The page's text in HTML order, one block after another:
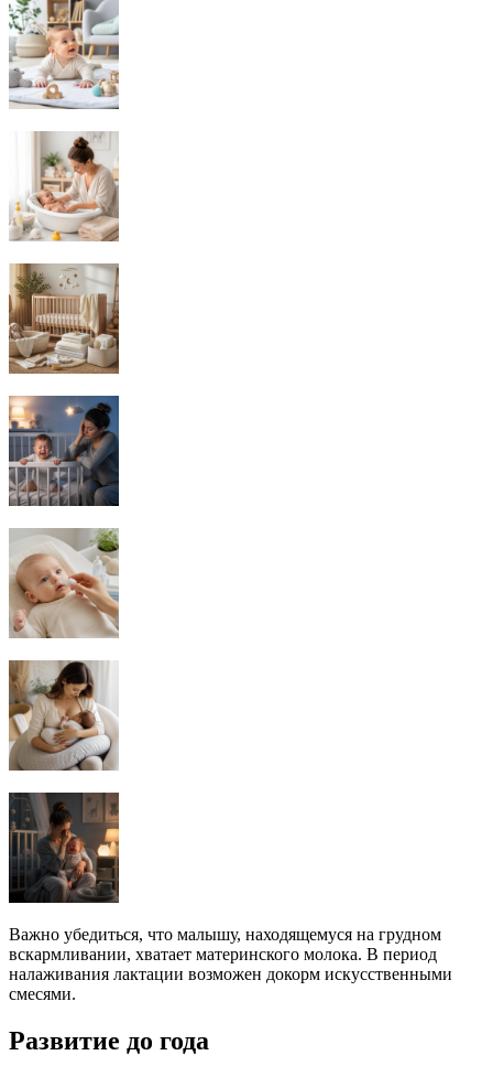
Важно убедиться, что малышу, находящемуся на грудном
вскармливании, хватает материнского молока. В период
налаживания лактации возможен докорм искусственными
смесями.
Развитие до года